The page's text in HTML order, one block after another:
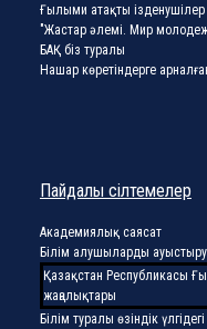
Ғылыми атақты ізденушілер
"Жастар әлемі. Мир
БАҚ біз туралы
Нашар көретіндерге
Пайдалы сілтемелер
Академиялық саясат
Білім алушыларды
Қазақстан Республикасы
жаңалықтары
Білім туралы өзіндік